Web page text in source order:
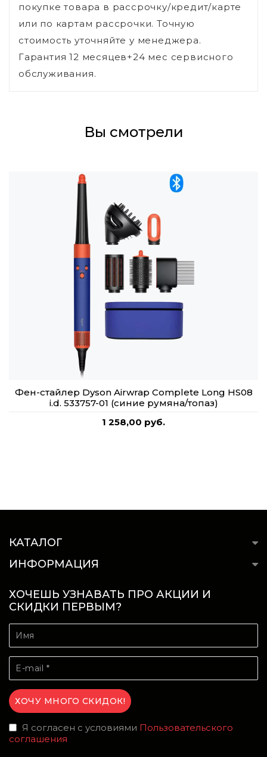
покупке товара в рассрочку/кредит/карте
или по картам рассрочки. Точную
стоимость уточняйте у менеджера.
Гарантия 12 месяцев+24 мес сервисного
обслуживания.
Вы смотрели
Фен-стайлер Dyson Airwrap Complete Long HS08
i.d. 533757-01 (синие румяна/топаз)
1 258,00 руб.
КАТАЛОГ
ИНФОРМАЦИЯ
ХОЧЕШЬ УЗНАВАТЬ ПРО АКЦИИ И
СКИДКИ ПЕРВЫМ?
Я согласен с условиями Пользовательского
соглашения